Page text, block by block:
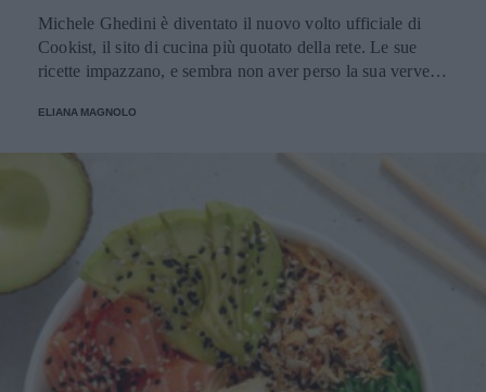
Michele Ghedini è diventato il nuovo volto ufficiale di
Cookist, il sito di cucina più quotato della rete. Le sue
ricette impazzano, e sembra non aver perso la sua verve
veramente stupendo.
ELIANA MAGNOLO